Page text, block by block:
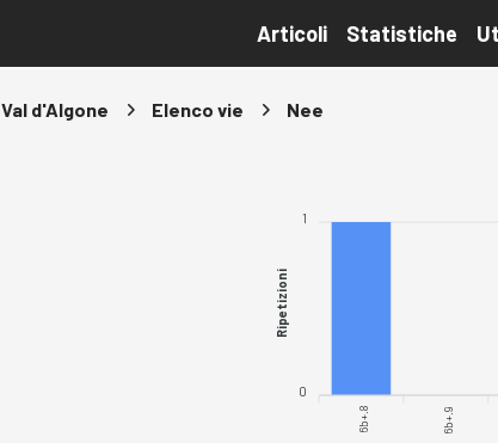
Articoli Statistiche
Val d'Algone Elenco vie Nee
1
0
Ripetizioni
6b+.8 6b+.9